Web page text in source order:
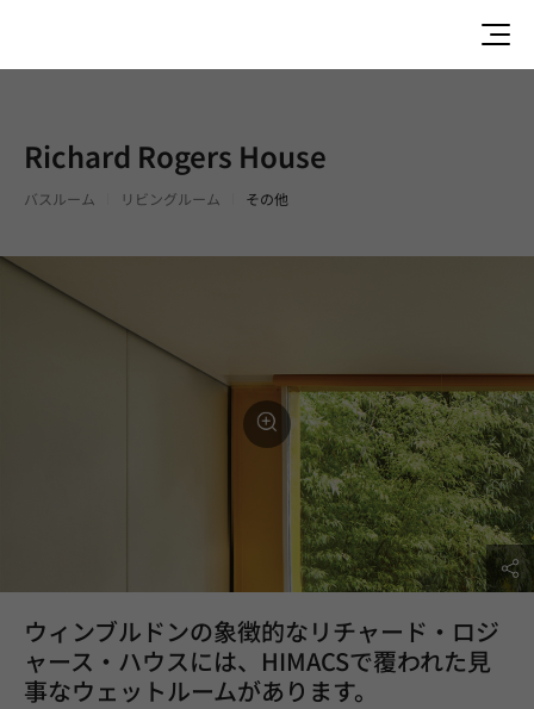
Richard Rogers House
バスルーム リビングルーム その他
ウィンブルドンの象徴的なリチャード・ロジ
ャース・ハウスには、HIMACSで覆われた見
事なウェットルームがあります。